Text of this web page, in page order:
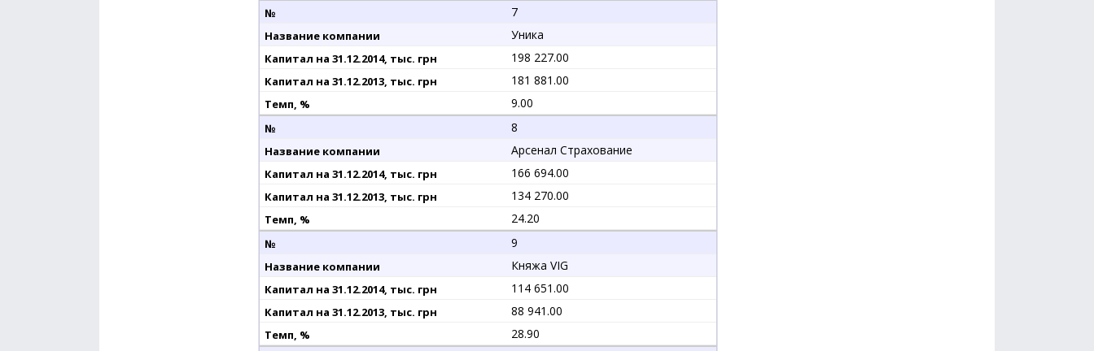
7
Уника
198 227.00
181 881.00
9.00
8
Арсенал Страхование
166 694.00
134 270.00
24.20
9
Княжа VIG
114 651.00
88 941.00
28.90